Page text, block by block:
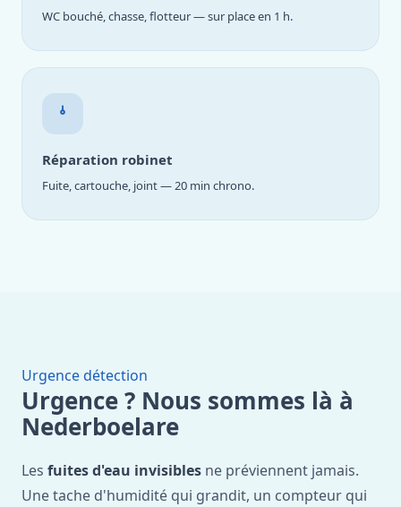
WC bouché, chasse, flotteur — sur place en 1 h.
Réparation robinet
Fuite, cartouche, joint — 20 min chrono.
Urgence détection
Urgence ? Nous sommes là à
Nederboelare
Les fuites d'eau invisibles ne préviennent jamais.
Une tache d'humidité qui grandit, un compteur qui